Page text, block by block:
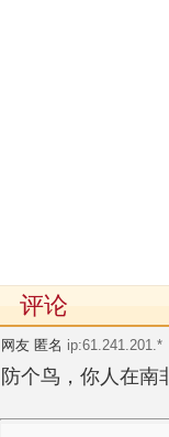
评论
网友 匿名 ip:61.241.201.*
防个鸟，你人在南